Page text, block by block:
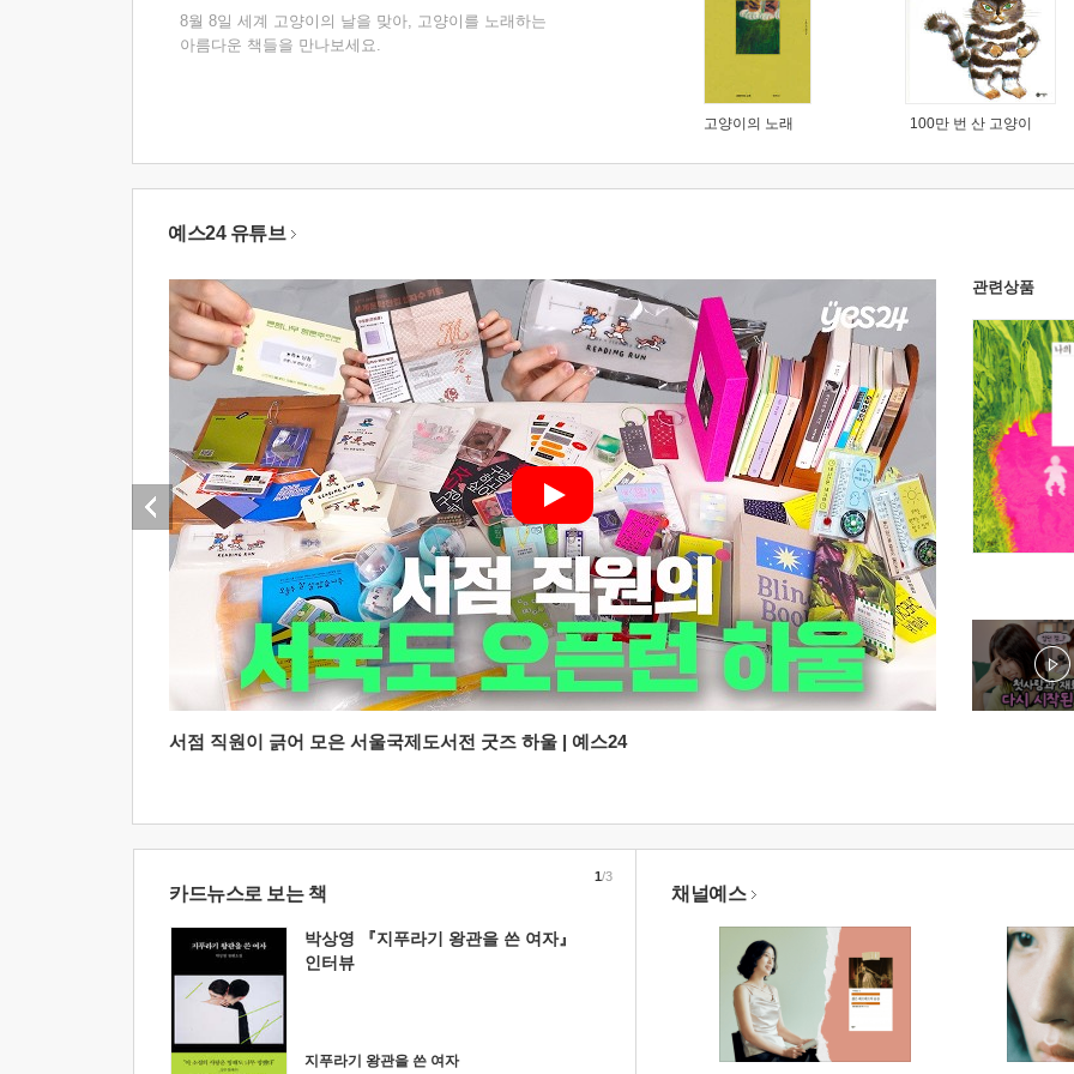
8월 8일 세계 고양이의 날을 맞아, 고양이를 노래하는
아름다운 책들을 만나보세요.
고양이의 노래 100만 번 산 고양이
예스24 유튜브
서점 직원이 긁어 모은 서울국제도서전 굿즈 하울 | 예스24
관련상품
카드뉴스로 보는 책
박상영 『지푸라기 왕관을 쓴 여자』
인터뷰
지푸라기 왕관을 쓴 여자
1/3
채널예스